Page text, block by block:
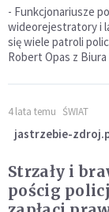
- Funkcjonariusze
wideorejestratory i
się wiele patroli
Robert Opas z
4 lata temu ŚWIAT
jastrzebie-
Strzały i
pościg